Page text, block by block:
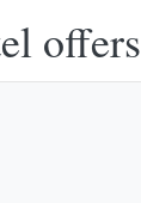
offers